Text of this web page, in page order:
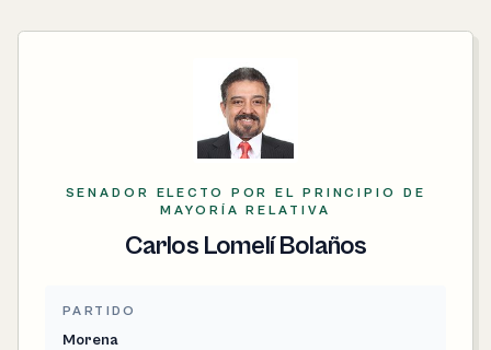
SENADOR ELECTO POR EL PRINCIPIO DE
MAYORÍA RELATIVA
Carlos Lomelí Bolaños
PARTIDO
Morena